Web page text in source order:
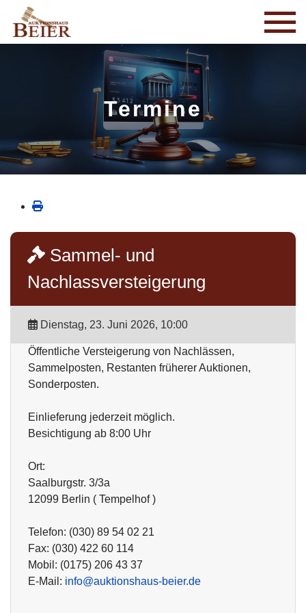
Termine
Sammel- und
Nachlassversteigerung
Dienstag, 23. Juni 2026, 10:00
Öffentliche Versteigerung von Nachlässen,
Sammelposten, Restanten früherer Auktionen,
Sonderposten.
Einlieferung jederzeit möglich.
Besichtigung ab 8:00 Uhr
Ort:
Saalburgstr. 3/3a
12099 Berlin ( Tempelhof )
Telefon: (030) 89 54 02 21
Fax: (030) 422 60 114
Mobil: (0175) 206 43 37
E-Mail: info@auktionshaus-beier.de